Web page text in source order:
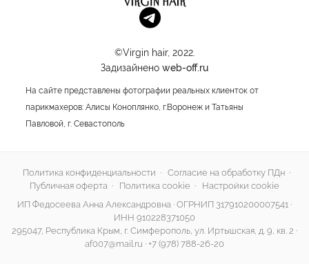
©Virgin hair, 2022.
Задизайнено web-off.ru
На сайте представлены фотографии реальных клиенток от
парикмахеров: Алисы Коноплянко, г.Воронеж и Татьяны
Павловой, г. Севастополь
Политика конфиденциальности · Согласие на обработку ПДн ·
Публичная оферта · Политика cookie ·
Настройки cookie
ИП Федосеева Анна Александровна · ОГРНИП 317910200007541 ·
ИНН 910228371050
295047, Республика Крым, г. Симферополь, ул. Иртышская, д. 9, кв. 2 ·
af007@mail.ru · +7 (978) 788-26-20